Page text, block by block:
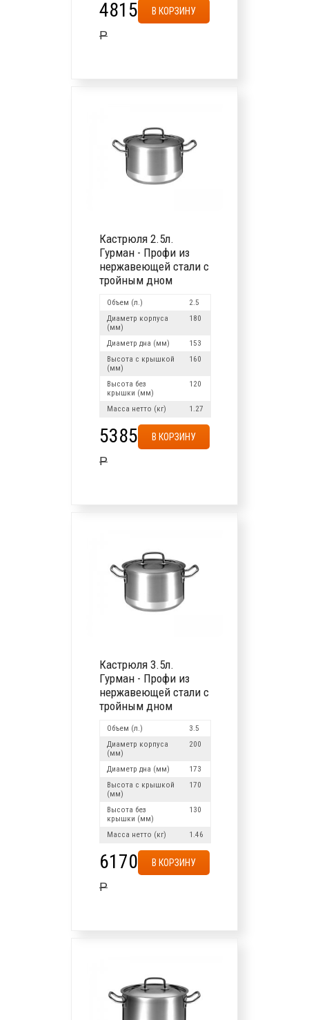
В КОРЗИНУ
4815
Р
Кастрюля 2.5л.
Гурман - Профи из
нержавеющей стали с
тройным дном
Объем (л.)
2.5
Диаметр корпуса
(мм)
180
Диаметр дна (мм)
153
Высота с крышкой
(мм)
160
Высота без
крышки (мм)
120
Масса нетто (кг) 1.27
В КОРЗИНУ
5385
Р
Кастрюля 3.5л.
Гурман - Профи из
нержавеющей стали с
тройным дном
Объем (л.)
3.5
Диаметр корпуса
(мм)
200
Диаметр дна (мм)
173
Высота с крышкой
(мм)
170
Высота без
крышки (мм)
130
Масса нетто (кг) 1.46
В КОРЗИНУ
6170
Р